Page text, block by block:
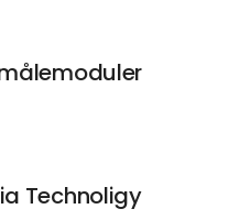
Technoligy